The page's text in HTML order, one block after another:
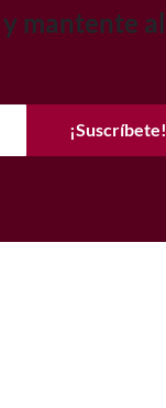
mantente al
¡Suscríbete!